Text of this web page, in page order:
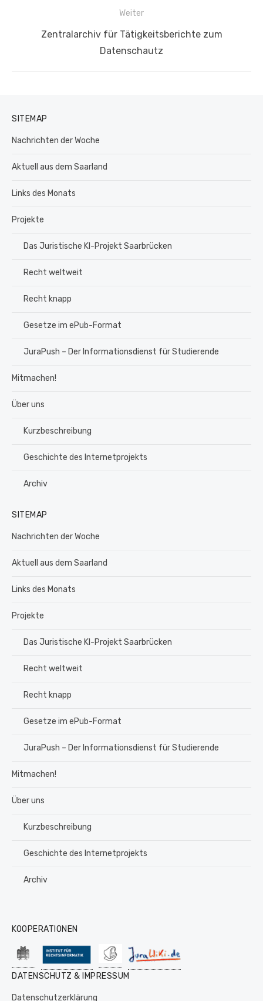
Weiter
NächsterZentralarchiv für Tätigkeitsberichte zum
Datenschautz
SITEMAP
Nachrichten der Woche
Aktuell aus dem Saarland
Links des Monats
Projekte
Das Juristische KI-Projekt Saarbrücken
Recht weltweit
Recht knapp
Gesetze im ePub-Format
JuraPush – Der Informationsdienst für Studierende
Mitmachen!
Über uns
Kurzbeschreibung
Geschichte des Internetprojekts
Archiv
SITEMAP
Nachrichten der Woche
Aktuell aus dem Saarland
Links des Monats
Projekte
Das Juristische KI-Projekt Saarbrücken
Recht weltweit
Recht knapp
Gesetze im ePub-Format
JuraPush – Der Informationsdienst für Studierende
Mitmachen!
Über uns
Kurzbeschreibung
Geschichte des Internetprojekts
Archiv
KOOPERATIONEN
DATENSCHUTZ & IMPRESSUM
Datenschutzerklärung